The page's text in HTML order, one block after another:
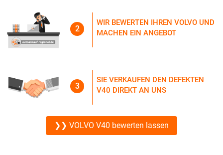
2
WIR BEWERTEN IHREN VOLVO UND
MACHEN EIN ANGEBOT
3
SIE VERKAUFEN DEN DEFEKTEN
V40 DIREKT AN UNS
❯❯ VOLVO V40 bewerten lassen